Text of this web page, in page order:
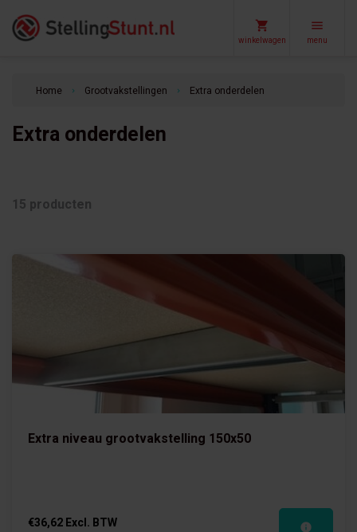
winkelwagen menu
Home keyboard_arrow_right Grootvakstellingen keyboard_arrow_right Extra onderdelen
Extra onderdelen
15 producten
Extra niveau grootvakstelling 150x50
€36,62 Excl. BTW